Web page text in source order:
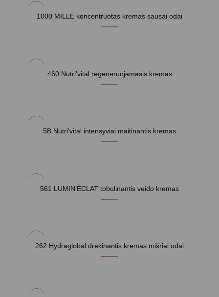
1000 MILLE koncentruotas kremas sausai odai
460 Nutri’vital regeneruojamasis kremas
5B Nutri’vital intensyviai maitinantis kremas
561 LUMIN’ÉCLAT tobulinantis veido kremas
262 Hydraglobal drėkinantis kremas mišriai odai